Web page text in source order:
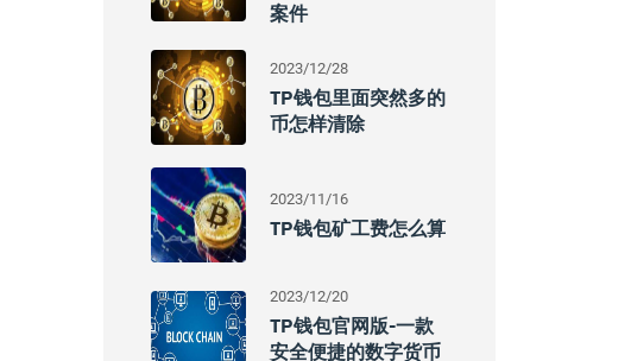
案件
2023/12/28
TP钱包里面突然多的
币怎样清除
2023/11/16
TP钱包矿工费怎么算
2023/12/20
TP钱包官网版-一款
安全便捷的数字货币